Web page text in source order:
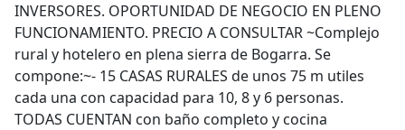
INVERSORES. OPORTUNIDAD DE NEGOCIO EN PLENO
FUNCIONAMIENTO. PRECIO A CONSULTAR ~Complejo
rural y hotelero en plena sierra de Bogarra. Se
compone:~- 15 CASAS RURALES de unos 75 m utiles
cada una con capacidad para 10, 8 y 6 personas.
TODAS CUENTAN con baño completo y cocina